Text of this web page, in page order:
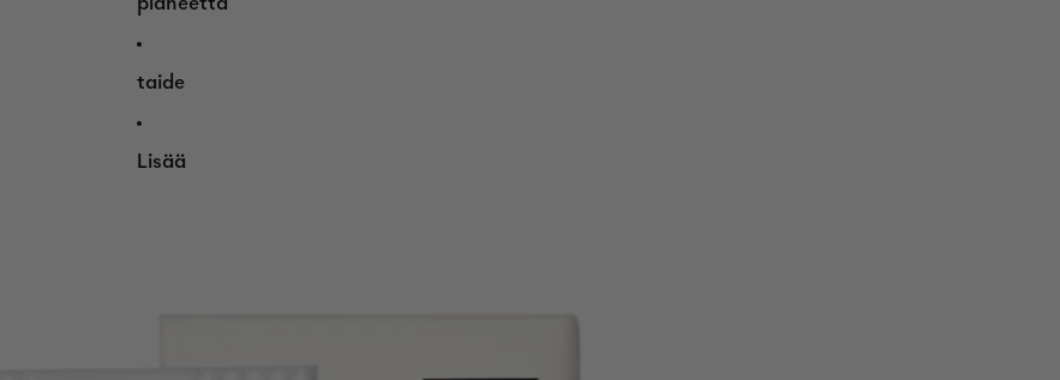
taide
Lisää